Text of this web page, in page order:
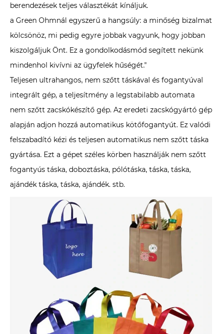
berendezések teljes választékát kínáljuk.
a Green Ohmnál egyszerű a hangsúly: a minőség bizalmat
kölcsönöz, mi pedig egyre jobbak vagyunk, hogy jobban
kiszolgáljuk Önt. Ez a gondolkodásmód segített nekünk
mindenhol kivívni az ügyfelek hűségét."
Teljesen ultrahangos, nem szőtt táskával és fogantyúval
integrált gép, a teljesítmény a legstabilabb automata
nem szőtt zacskókészítő gép. Az eredeti zacskógyártó gép
alapján adjon hozzá automatikus kötőfogantyút. Ez valódi
felszabadító kézi és teljesen automatikus nem szőtt táska
gyártása. Ezt a gépet széles körben használják nem szőtt
fogantyús táska, doboztáska, pólótáska, táska, táska,
ajándék táska, táska, ajándék. stb.